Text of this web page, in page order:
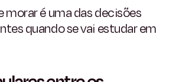
morar é uma das decisões
quando se vai estudar em